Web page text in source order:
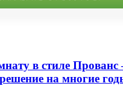
в стиле Прованс
на многие